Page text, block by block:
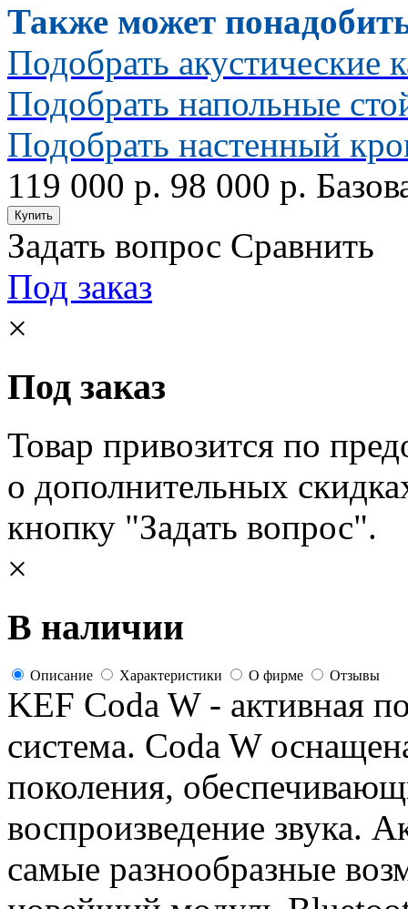
Также может
Подобрать акустические
Подобрать напольные
Подобрать настенный
119 000 р. 98 000 р.
Задать вопрос Сравнить
Под заказ
×
Под заказ
Товар привозится по
о дополнительных
кнопку "Задать вопрос".
×
В наличии
Описание Характеристики О фирме Отзывы
KEF Coda W - активная
система. Coda W
поколения,
воспроизведение звука.
самые разнообразные